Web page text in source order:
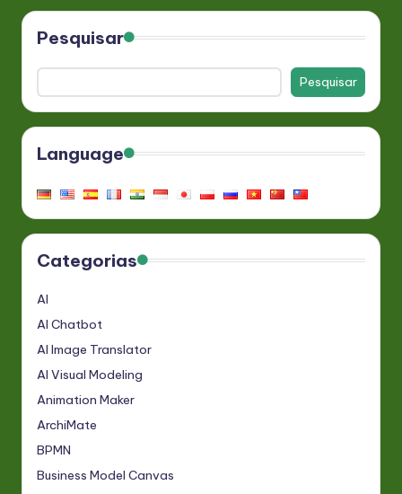
Pesquisar
Pesquisar
Language
Categorias
AI
AI Chatbot
AI Image Translator
AI Visual Modeling
Animation Maker
ArchiMate
BPMN
Business Model Canvas